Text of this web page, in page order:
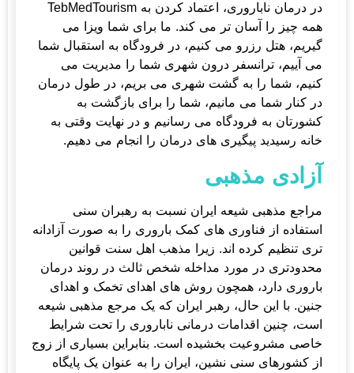
در درمان ناباروری، اعتماد کردن به TebMedTourism
همه چیز را آسان تر می کند. ما برای شما ویزا می
گیریم، هتل رزرو می کنیم، در فرودگاه به استقبال شما
می آییم، ترانسفر درون شهری شما را مدیریت می
کنیم، شما را به گشت شهری می بریم، در طول درمان
در کنار شما می مانیم، شما را برای بازگشت به
کشورتان به فرودگاه می رسانیم و در نهایت وقتی به
خانه رسیدید پیگیری های درمان را انجام می دهیم.
آزادی مذهبی
مراجع مذهبی شیعه ایران نسبت به رهبران سنی
استفاده از فناوری های کمک باروری را به صورت آزادانه
تری تنظیم کرده اند. زیرا مذهب اهل سنت قوانین
محدودتری در مورد مداخله شخص ثالث در روند درمان
باروری دارد، همچون روش های اهدای تخمک و اهدای
جنین. با این حال، رهبر ایران که یک مرجع مذهبی شیعه
است، چنین اقدامات درمانی ناباروری را تحت شرایط
خاصی مشروعیت بخشیده است. بنابراین بسیاری از زوج
از کشورهای سنی نشین، ایران را به عنوان یک پایگاه